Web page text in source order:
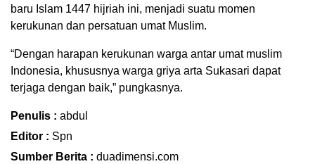
baru Islam 1447 hijriah ini, menjadi suatu momen
kerukunan dan persatuan umat Muslim.
“Dengan harapan kerukunan warga antar umat muslim
Indonesia, khususnya warga griya arta Sukasari dapat
terjaga dengan baik,” pungkasnya.
Penulis : abdul
Editor : Spn
Sumber Berita : duadimensi.com